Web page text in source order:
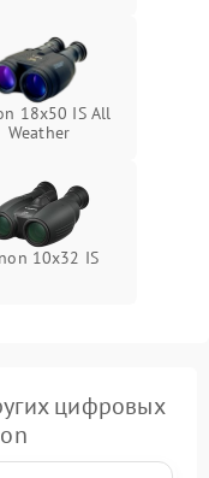
18x50 IS All
Weather
10x32 IS
цифровых